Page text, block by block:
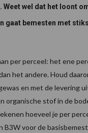
Weet wel dat het loont
gaat bemesten met
per perceel: het ene
het andere. Houd
en met de levering
organische stof in de
hoeveel je per
B3W voor de